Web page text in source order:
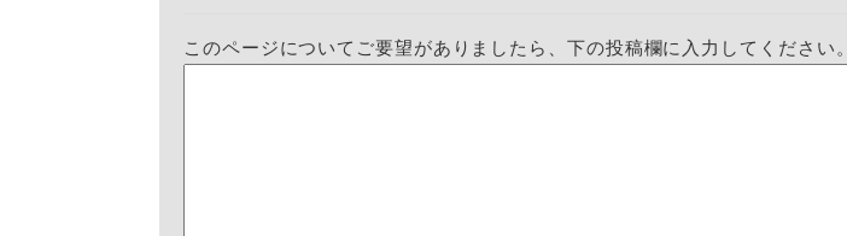
このページについてご要望がありましたら、下の投稿欄に入力してください。